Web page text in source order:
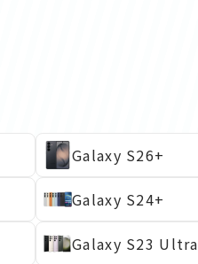
Galaxy S26+
Galaxy S24+
Galaxy S23 Ultra